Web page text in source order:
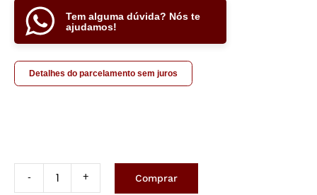
Tem alguma dúvida? Nós te
ajudamos!
Detalhes do parcelamento sem juros
Comprar